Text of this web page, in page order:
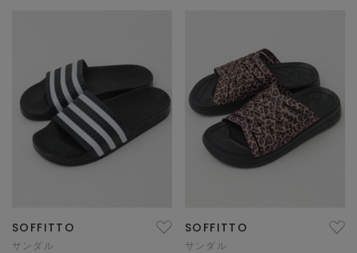
SOFFITTO
サンダル
SOFFITTO
サンダル